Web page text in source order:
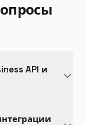
API и